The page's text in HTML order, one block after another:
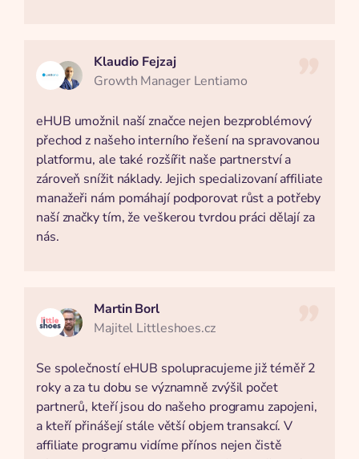
Klaudio Fejzaj
Growth Manager Lentiamo
eHUB umožnil naší značce nejen bezproblémový
přechod z našeho interního řešení na spravovanou
platformu, ale také rozšířit naše partnerství a
zároveň snížit náklady. Jejich specializovaní affiliate
manažeři nám pomáhají podporovat růst a potřeby
naší značky tím, že veškerou tvrdou práci dělají za
nás.
Martin Borl
Majitel Littleshoes.cz
Se společností eHUB spolupracujeme již téměř 2
roky a za tu dobu se významně zvýšil počet
partnerů, kteří jsou do našeho programu zapojeni,
a kteří přinášejí stále větší objem transakcí. V
affiliate programu vidíme přínos nejen čistě